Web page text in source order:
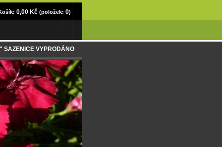
0,00 Kč (položek: 0)
SAZENICE VYPRODÁNO